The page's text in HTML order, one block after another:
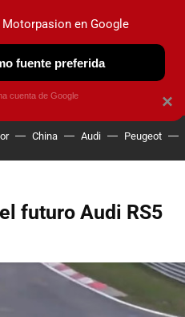
OBSERVATORIO
China Audi Peugeot
futuro Audi RS5
×
Motorpasion en Google
fuente preferida
cuenta de Google